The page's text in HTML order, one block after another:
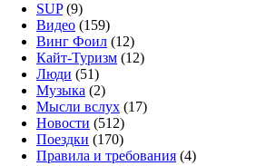
SUP(9)
Видео (159)
Винг Фоил (12)
Кайт-Туризм (12)
Люди (51)
Музыка (2)
Мысли вслух (17)
Новости (512)
Поездки (170)
Правила и требования (4)